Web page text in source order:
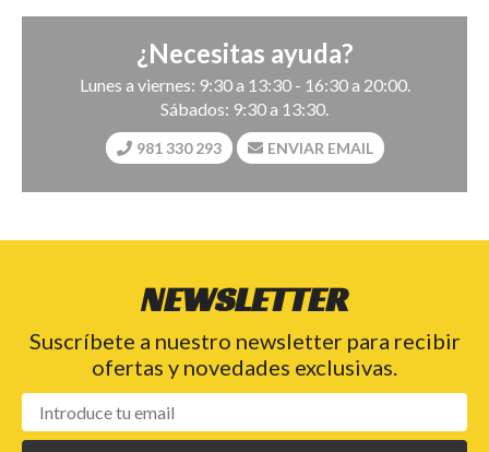
¿Necesitas ayuda?
Lunes a viernes: 9:30 a 13:30 - 16:30 a 20:00.
Sábados: 9:30 a 13:30.
981 330 293 ENVIAR EMAIL
NEWSLETTER
Suscríbete a nuestro newsletter para recibir
ofertas y novedades exclusivas.